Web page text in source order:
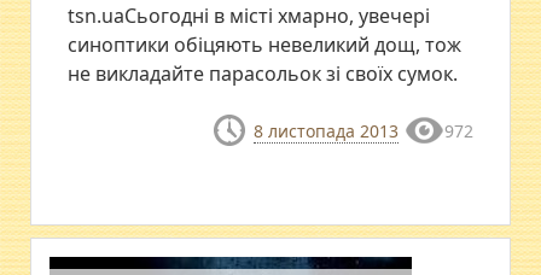
tsn.uaСьогодні в місті хмарно, увечері
синоптики обіцяють невеликий дощ, тож
не викладайте парасольок зі своїх сумок.
8 листопада 2013 972